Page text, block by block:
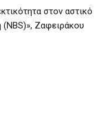
στον αστικό
Ζαφειράκου